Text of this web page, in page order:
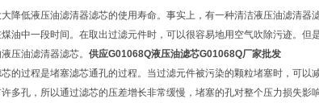
降低液压油滤清器滤芯的使用寿命。事实上，有一种清洁液压油滤清器
油中一段时间。在取出过滤元件时，可以很容易地用空气吹除污迹。但
压油滤清器滤芯。 供应G01068Q液压油滤芯G01068Q厂家批发
过程是堵塞滤芯通孔的过程。当过滤元件被污染的颗粒堵塞时，可以
多孔，所以通过滤芯的压差增长非常缓慢，堵塞的孔对整个压力损失影